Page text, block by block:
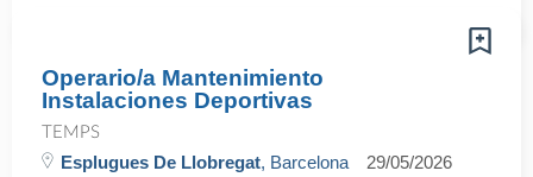
Operario/a Mantenimiento
Instalaciones Deportivas
TEMPS
Esplugues De Llobregat, Barcelona 29/05/2026